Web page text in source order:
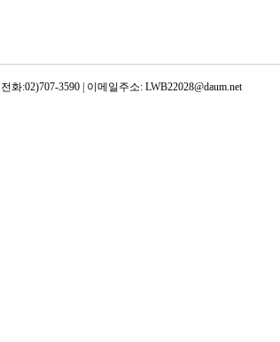
화:02)707-3590 | 이메일주소: LWB22028@daum.net